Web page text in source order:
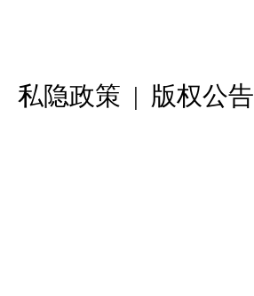
私隐政策 | 版权公告